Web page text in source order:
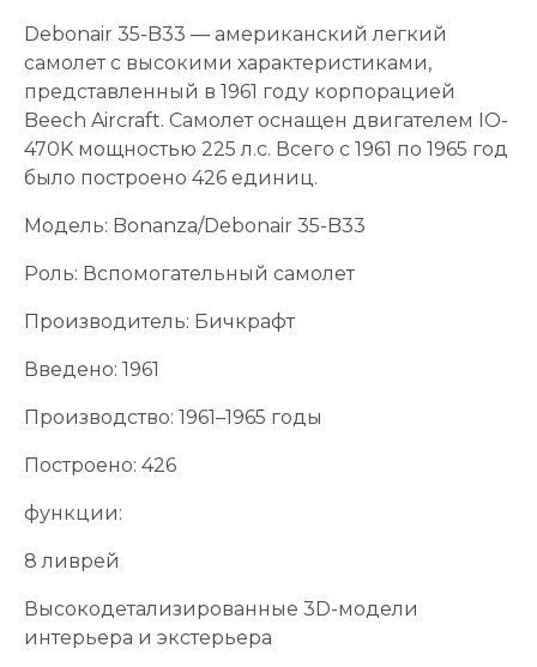
Debonair 35-B33 — американский легкий
самолет с высокими характеристиками,
представленный в 1961 году корпорацией
Beech Aircraft. Самолет оснащен двигателем IO-
470K мощностью 225 л.с. Всего с 1961 по 1965 год
было построено 426 единиц.
Модель: Bonanza/Debonair 35-B33
Роль: Вспомогательный самолет
Производитель: Бичкрафт
Введено: 1961
Производство: 1961–1965 годы
Построено: 426
функции:
8 ливрей
Высокодетализированные 3D-модели
интерьера и экстерьера